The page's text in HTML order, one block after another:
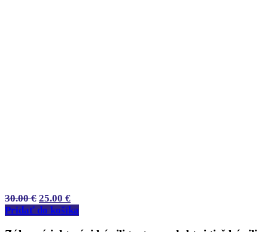
30.00€ 25.00 €
Pridať do košíka